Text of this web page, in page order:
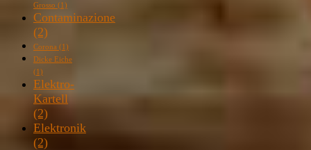
Grosso (1)
Contaminazione
(2)
Corona (1)
Dicke Eiche
(1)
Elektro-
Kartell
(2)
Elektronik
(2)